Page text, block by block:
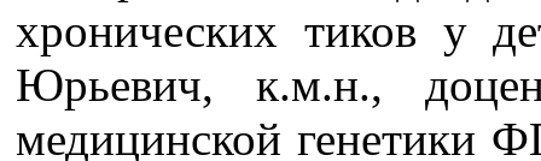
хронических тиков у
Юрьевич, к.м.н.,
медицинской